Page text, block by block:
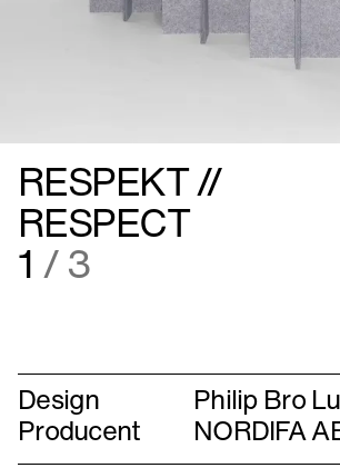
RESPEKT //
RESPECT
2/ 3
Design Philip Bro
Producent
NORDIFA